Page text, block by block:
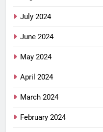
July 2024
June 2024
May 2024
April 2024
March 2024
February 2024